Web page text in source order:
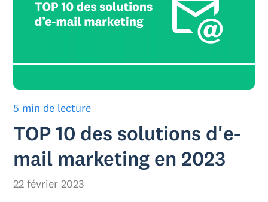
5 min de lecture
TOP 10 des solutions d'e-
mail marketing en 2023
22 février 2023